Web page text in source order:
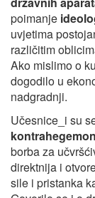
poimanje
uvjetima
različitim
Ako mislimo o
dogodilo u
nadgradnji.
Učesnice_i su
borba za
direktnija i
sile i pristanka